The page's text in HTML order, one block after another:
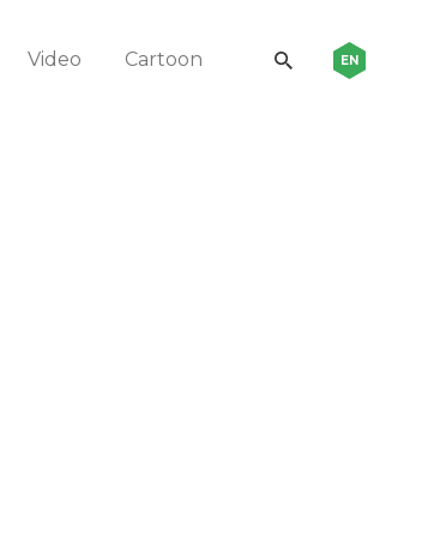
Video Cartoon EN